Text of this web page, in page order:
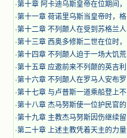
·第十章 阿卡迪乌斯皇帝在位期间，
·第十一章 荷诺里乌斯当皇帝时，格
·第十二章 不列颠人在受到苏格兰人
·第十三章 西奥多修斯二世在位时，
·第十四章 不列颠人迫于一场大饥荒
·第十五章 应邀前来不列颠的英吉利
·第十六章 不列颠人在罗马人安布罗
·第十七章 与卢普斯一道乘船登上不
·第十八章 杰马努斯使一位护民官的
·第十九章 主教杰马努斯因伤继续留
·第二十章 上述主教凭着天主的力量